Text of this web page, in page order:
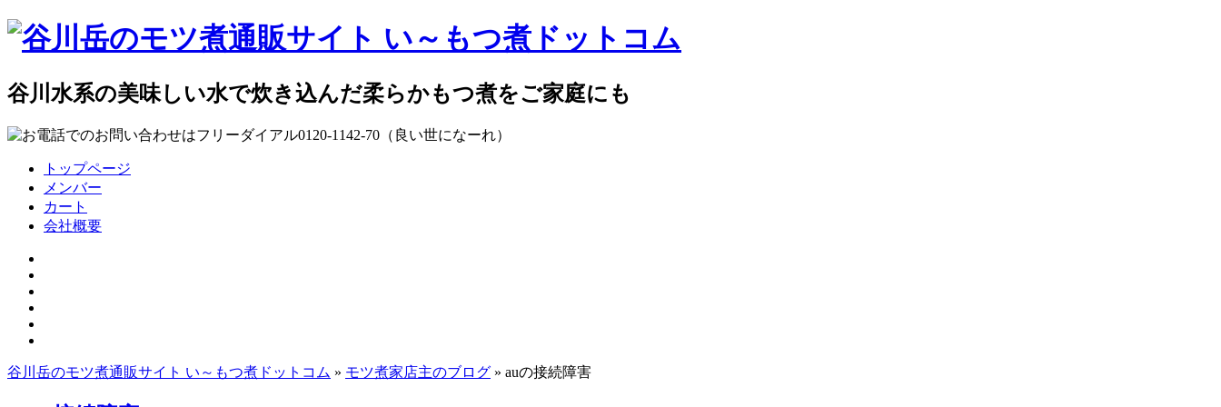
谷川水系の美味しい水で炊き込んだ柔らかもつ煮をご家庭にも
トップページ
メンバー
カート
会社概要
谷川岳のモツ煮通販サイト い～もつ煮ドットコム » モツ煮家店主のブログ » auの接続障害